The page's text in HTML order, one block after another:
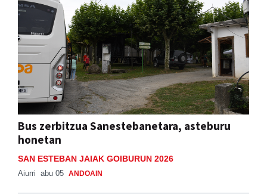
Bus zerbitzua Sanestebanetara, asteburu
honetan
SAN ESTEBAN JAIAK GOIBURUN 2026
Aiurri abu 05 ANDOAIN